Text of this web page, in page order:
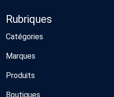
Rubriques
Catégories
Marques
Produits
Boutiques